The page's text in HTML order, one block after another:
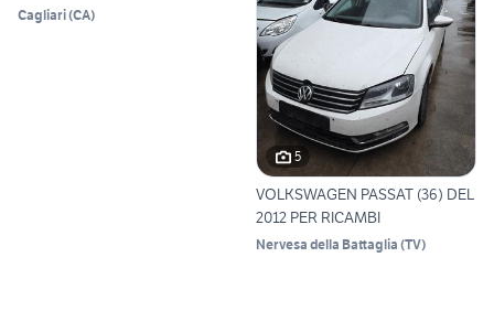
Cagliari(CA)
5
VOLKSWAGEN PASSAT (36) DEL
2012 PER RICAMBI
Nervesa della Battaglia (TV)